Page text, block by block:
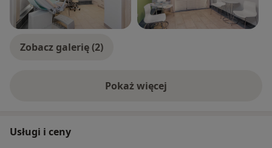
Zobacz galerię (2)
Pokaż więcejo doświadczeniu
Usługi i ceny